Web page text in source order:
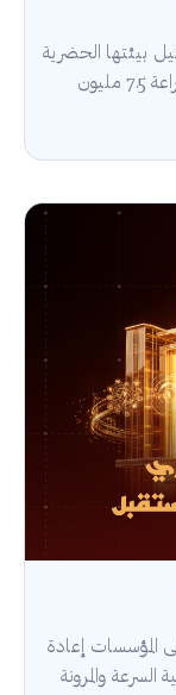
بيئتها الحضرية
ضمن مشروع "الرياض الخضراء" المستهدف لزراعة 7.5 مليون
المؤسسات إعادة
والمرونة